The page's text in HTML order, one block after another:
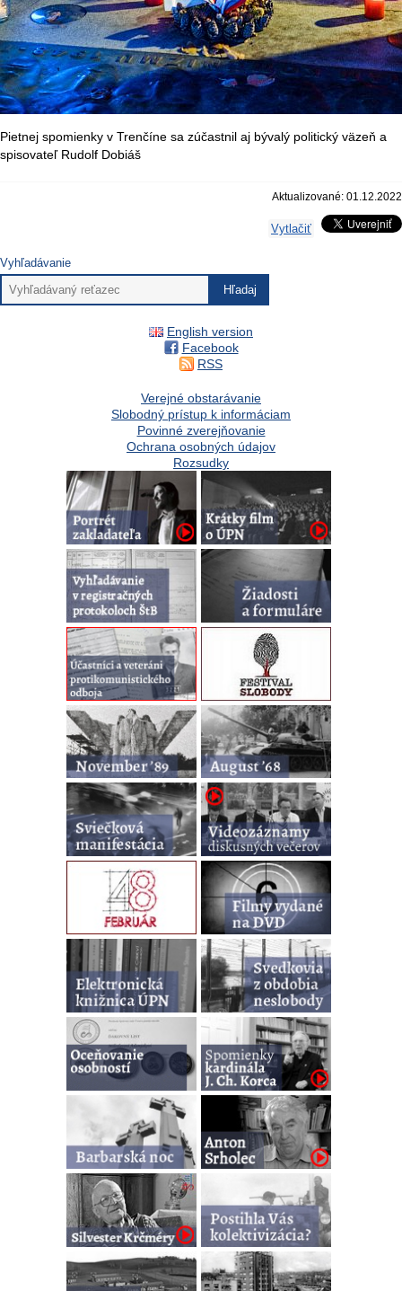
Pietnej spomienky v Trenčíne sa zúčastnil aj bývalý politický väzeň a
spisovateľ Rudolf Dobiáš
Aktualizované: 01.12.2022
Vytlačiť
Vyhľadávanie
English version
Facebook
RSS
Verejné obstarávanie
Slobodný prístup k informáciam
Povinné zverejňovanie
Ochrana osobných údajov
Rozsudky